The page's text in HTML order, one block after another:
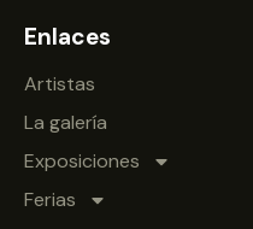
Enlaces
Artistas
La galería
Exposiciones
Ferias